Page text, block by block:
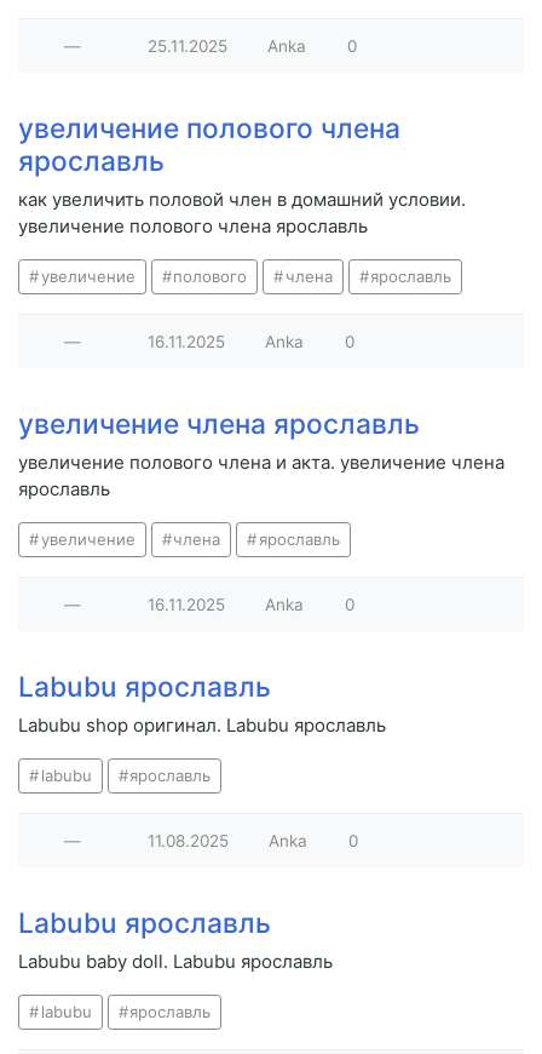
— 25.11.2025 Anka 0
увеличение полового члена
ярославль
как увеличить половой член в домашний условии.
увеличение полового члена ярославль
увеличение полового члена ярославль
— 16.11.2025 Anka 0
увеличение члена ярославль
увеличение полового члена и акта. увеличение члена
ярославль
увеличение члена ярославль
— 16.11.2025 Anka 0
Labubu ярославль
Labubu shop оригинал. Labubu ярославль
labubu ярославль
— 11.08.2025 Anka 0
Labubu ярославль
Labubu baby doll. Labubu ярославль
labubu ярославль